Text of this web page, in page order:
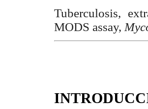
Tuberculosis,
MODS assay,